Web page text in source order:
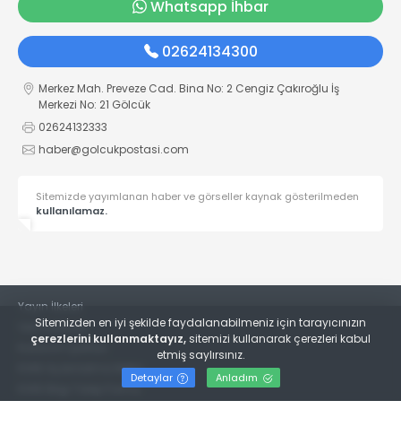
Whatsapp İhbar
02624134300
Merkez Mah. Preveze Cad. Bina No: 2 Cengiz Çakıroğlu İş
Merkezi No: 21 Gölcük
02624132333
haber@golcukpostasi.com
Sitemizde yayımlanan haber ve görseller kaynak gösterilmeden
kullanılamaz.
Yayın İlkeleri
Veri Politikası
Kullanım Şartları
KVKK Aydınlatma Metni
KVKK Bilgi Talep Formu
Sitemizden en iyi şekilde faydalanabilmeniz için tarayıcınızın
çerezlerini kullanmaktayız, sitemizi kullanarak çerezleri kabul
etmiş saylırsınız.
Detaylar Anladım